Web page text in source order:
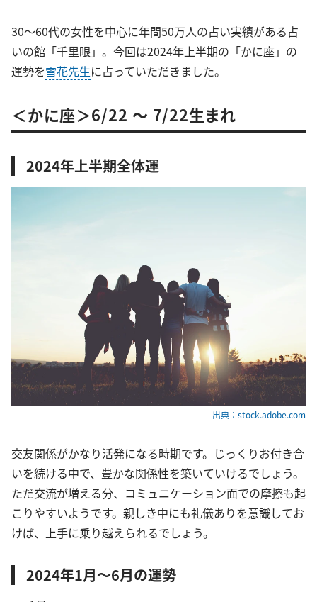
30～60代の女性を中心に年間50万人の占い実績がある占
いの館「千里眼」。今回は2024年上半期の「かに座」の
運勢を雪花先生に占っていただきました。
＜かに座＞6/22 ～ 7/22生まれ
2024年上半期全体運
出典：stock.adobe.com
交友関係がかなり活発になる時期です。じっくりお付き合
いを続ける中で、豊かな関係性を築いていけるでしょう。
ただ交流が増える分、コミュニケーション面での摩擦も起
こりやすいようです。親しき中にも礼儀ありを意識してお
けば、上手に乗り越えられるでしょう。
2024年1月～6月の運勢